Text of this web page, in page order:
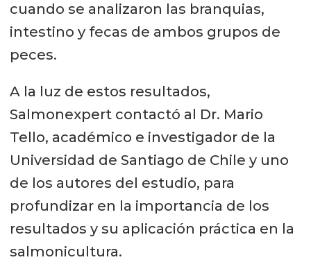
cuando se analizaron las branquias,
intestino y fecas de ambos grupos de
peces.
A la luz de estos resultados,
Salmonexpert contactó al Dr. Mario
Tello, académico e investigador de la
Universidad de Santiago de Chile y uno
de los autores del estudio, para
profundizar en la importancia de los
resultados y su aplicación práctica en la
salmonicultura.